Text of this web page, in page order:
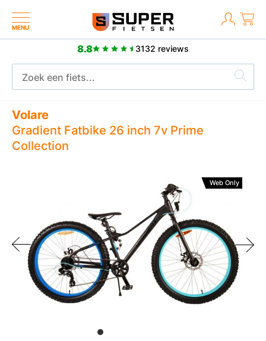
MENU
8.8 3132 reviews
2 jaar fabrieksgarantie
Volare
Gradient Fatbike 26 inch 7v Prime
Collection
Web Only